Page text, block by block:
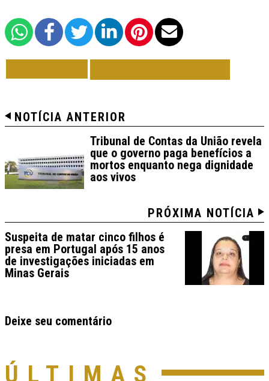
NOTÍCIA ANTERIOR
Tribunal de Contas da União revela
que o governo paga benefícios a
mortos enquanto nega dignidade
aos vivos
PRÓXIMA NOTÍCIA
Suspeita de matar cinco filhos é
presa em Portugal após 15 anos
de investigações iniciadas em
Minas Gerais
Deixe seu comentário
ÚLTIMAS